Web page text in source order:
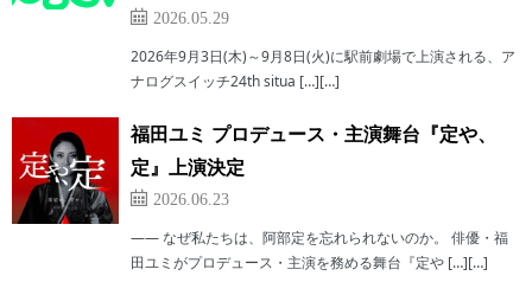
2026.05.29
2026年9月3日(木)～9月8日(火)に駅前劇場で上演される、ア
ナログスイッチ24th situa […][…]
福田ユミ プロデュース・主演舞台『定や、
定』上演決定
2026.06.23
―― なぜ私たちは、阿部定を忘れられないのか。 俳優・福
田ユミがプロデュース・主演を務める舞台『定や […][…]